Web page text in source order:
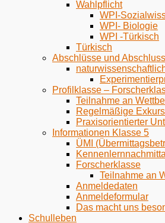
Wahlpflicht
WPI-
WPI- Biologie
WPI -Türkisch
Türkisch
Abschlüsse und
Profilklasse –
Teilnahme an
Regelmäßige
Praxisorientierter
Informationen Klasse 5
ÜMI
Forscherklasse
Teilnahme an
Anmeldedaten
Anmeldeformular
Das macht uns
Schulleben